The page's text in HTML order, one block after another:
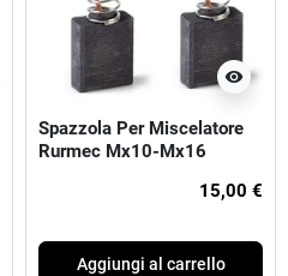
visibility
Spazzola Per Miscelatore
Rurmec Mx10-Mx16
15,00 €
Aggiungi al carrello